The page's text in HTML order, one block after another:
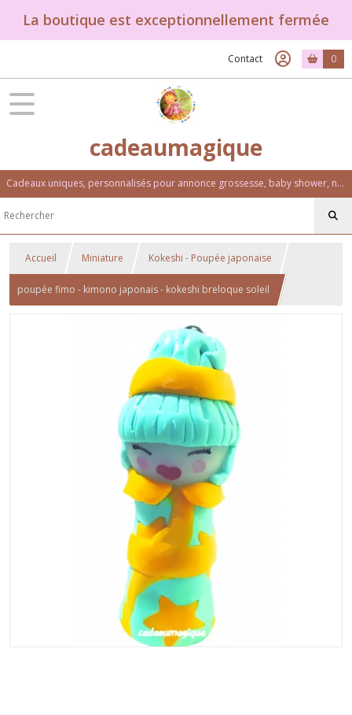
La boutique est exceptionnellement fermée
Contact 0
cadeaumagique
Cadeaux uniques, personnalisés pour annonce grossesse, baby shower, naissance, baptême, anniversaire. Un univers féérique et coloré.
Accueil Miniature Kokeshi - Poupée japonaise
poupée fimo - kimono japonais - kokeshi breloque soleil